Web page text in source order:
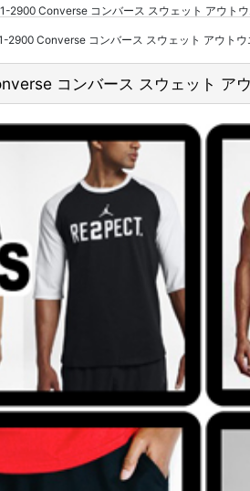
2900 Converse コンバース スウェット アウト
Converse コンバース スウェット アウトウ
コンバース スウェット アウ